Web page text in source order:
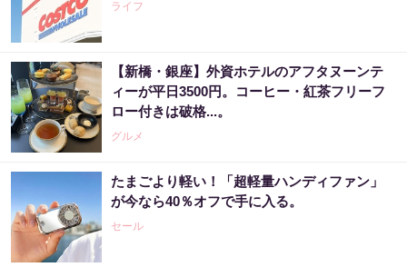
ライフ
【新橋・銀座】外資ホテルのアフタヌーンテ
ィーが平日3500円。コーヒー・紅茶フリーフ
ロー付きは破格...。
グルメ
たまごより軽い！「超軽量ハンディファン」
が今なら40％オフで手に入る。
セール